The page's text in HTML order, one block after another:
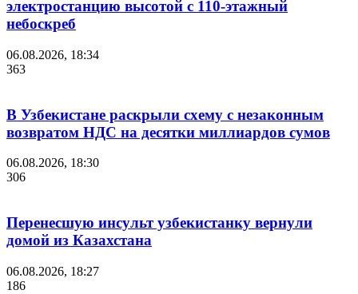
электростанцию высотой с 110-этажный
небоскреб
06.08.2026, 18:34
363
В Узбекистане раскрыли схему с незаконным
возвратом НДС на десятки миллиардов сумов
06.08.2026, 18:30
306
Перенесшую инсульт узбекистанку вернули
домой из Казахстана
06.08.2026, 18:27
186